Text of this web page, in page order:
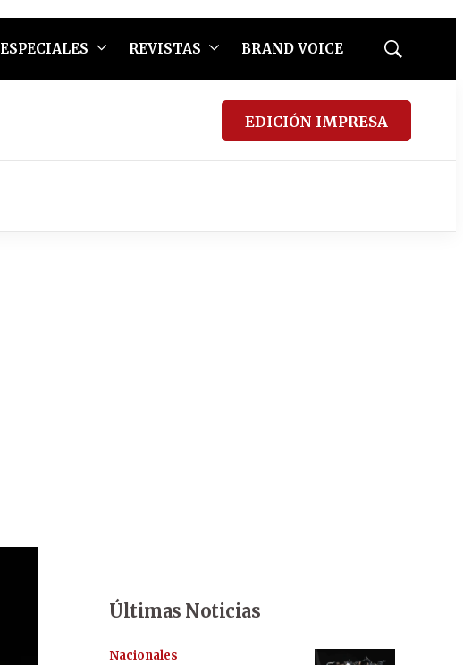
ESPECIALES REVISTAS BRAND VOICE
Mostrar
EDICIÓN IMPRESA
Últimas Noticias
Nacionales